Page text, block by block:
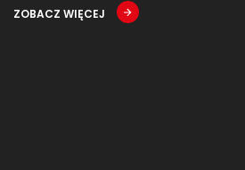
ZOBACZ WIĘCEJ